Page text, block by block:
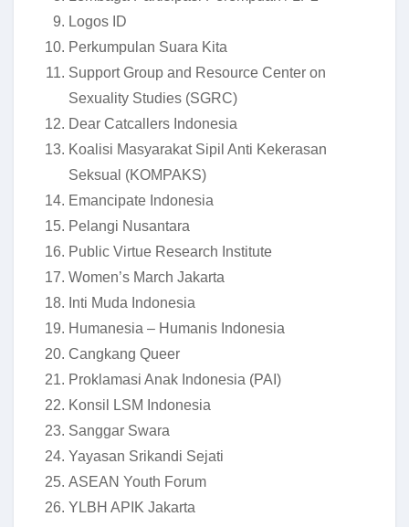
Logos ID
Perkumpulan Suara Kita
Support Group and Resource Center on
Sexuality Studies (SGRC)
Dear Catcallers Indonesia
Koalisi Masyarakat Sipil Anti Kekerasan
Seksual (KOMPAKS)
Emancipate Indonesia
Pelangi Nusantara
Public Virtue Research Institute
Women’s March Jakarta
Inti Muda Indonesia
Humanesia – Humanis Indonesia
Cangkang Queer
Proklamasi Anak Indonesia (PAI)
Konsil LSM Indonesia
Sanggar Swara
Yayasan Srikandi Sejati
ASEAN Youth Forum
YLBH APIK Jakarta